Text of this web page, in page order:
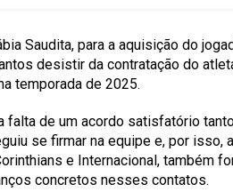
Saudita, para a aquisição do
desistir da contratação do
temporada de 2025.
de um acordo satisfatório
se firmar na equipe e, por isso,
e Internacional, também
concretos nesses contatos.